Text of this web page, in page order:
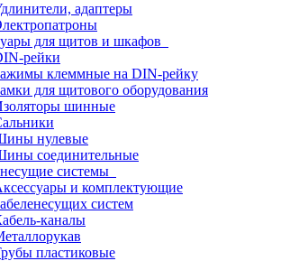
адаптеры
для щитов и шкафов
рейки
клеммные на DIN-рейку
для щитового оборудования
шинные
нулевые
соединительные
системы
и комплектующие
систем
каналы
пластиковые